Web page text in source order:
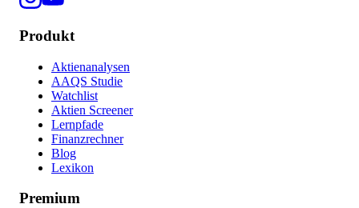
Produkt
Aktienanalysen
AAQS Studie
Watchlist
Aktien Screener
Lernpfade
Finanzrechner
Blog
Lexikon
Premium